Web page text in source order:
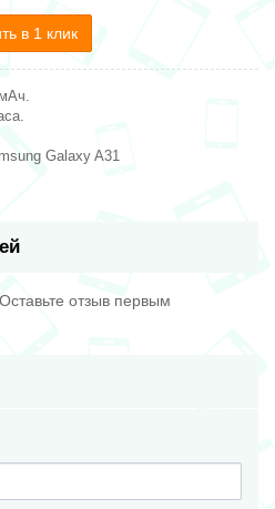
в 1 клик
Galaxy A31
отзыв первым